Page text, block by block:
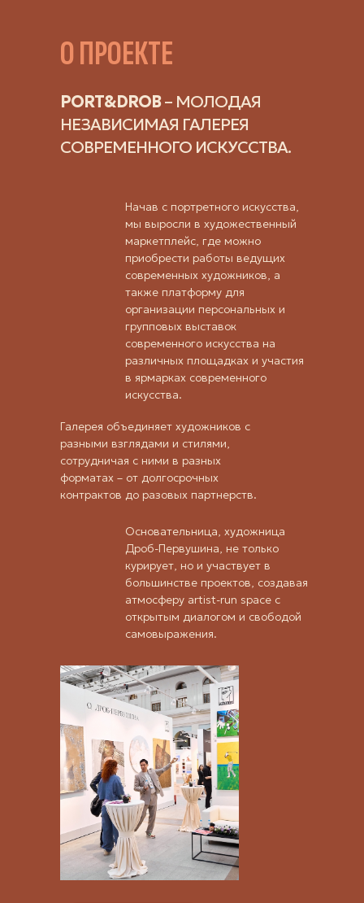
О ПРОЕКТЕ
PORT&DROB– МОЛОДАЯ
НЕЗАВИСИМАЯ ГАЛЕРЕЯ
СОВРЕМЕННОГО ИСКУССТВА.
Начав с портретного искусства,
мы выросли в художественный
маркетплейс, где можно
приобрести работы ведущих
современных художников, а
также платформу для
организации персональных и
групповых выставок
современного искусства на
различных площадках и участия
в ярмарках современного
искусства.
Галерея объединяет художников с
разными взглядами и стилями,
сотрудничая с ними в разных
форматах – от долгосрочных
контрактов до разовых партнерств.
Основательница, художница
Дроб-Первушина, не только
курирует, но и участвует в
большинстве проектов, создавая
атмосферу artist-run space с
открытым диалогом и свободой
самовыражения.